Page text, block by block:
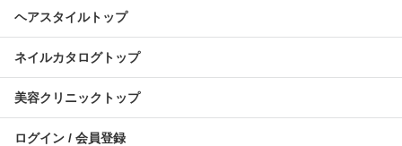
ヘアスタイルトップ
ネイルカタログトップ
美容クリニックトップ
ログイン / 会員登録